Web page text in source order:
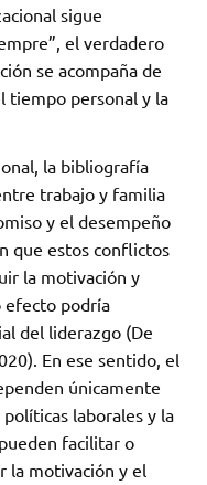
sigue
el verdadero
se acompaña de
tiempo personal y la
la bibliografía
trabajo y familia
y el desempeño
que estos conflictos
la motivación y
efecto podría
del liderazgo (De
En ese sentido, el
únicamente
laborales y la
facilitar o
la motivación y el